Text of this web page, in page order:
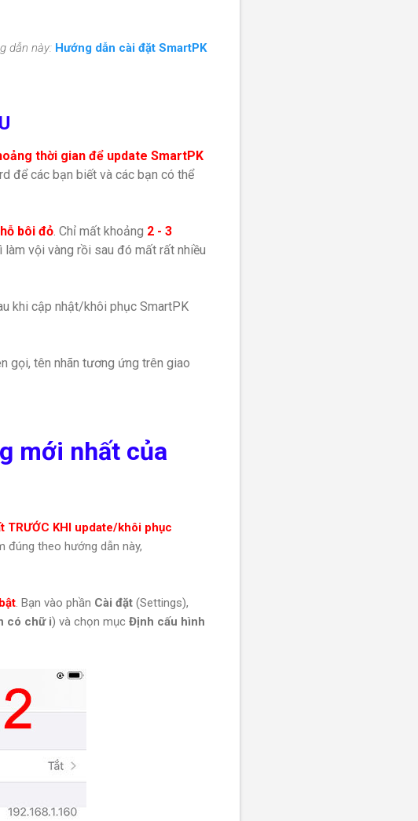
dẫn này: Hướng dẫn cài đặt SmartPK
thời gian để update SmartPK
để các bạn biết và các bạn có thể
bôi đỏ. Chỉ mất khoảng 2 - 3
làm vội vàng rồi sau đó mất rất nhiều
khi cập nhật/khôi phục SmartPK
gọi, tên nhãn tương ứng trên giao
mới nhất của
TRƯỚC KHI update/khôi phục
đúng theo hướng dẫn này,
. Bạn vào phần Cài đặt (Settings),
có chữ i) và chọn mục Định cấu hình